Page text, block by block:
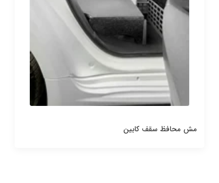
مش محافظ سقف کابین